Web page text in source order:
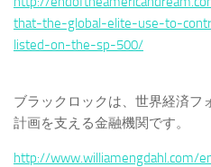
that-the-global-elite-use-to-
listed-on-the-sp-500/
ブラックロックは、世界経済フ
計画を支える金融機関です。
http://www.williamengdahl.com/